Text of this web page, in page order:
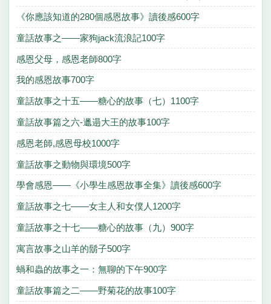
《你應該知道的280個感恩故事》讀後感600字
童話故事之——家狗jack流浪記100字
感恩父母，感恩老師800字
我的感恩故事700字
童話故事之十五——糖心的故事（七）1100字
童話故事篇之六-邋遢大王的故事100字
感恩老師,感恩母校1000字
童話故事之動物與環境500字
學會感恩——《小學生感恩故事全集》讀後感600字
童話故事之七——女主人和女僕人1200字
童話故事之十七——糖心的故事（九）900字
寓言故事之山羊的鬍子500字
蝸和蟲的故事之一：無聊的下午900字
童話故事篇之二——野菊花的故事100字